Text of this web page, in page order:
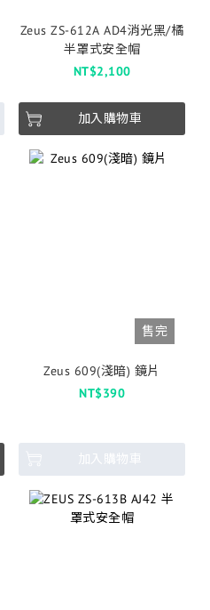
Zeus ZS-612A AD4消光黑/橘
半罩式安全帽
NT$2,100
加入購物車
售完
Zeus 609(淺暗) 鏡片
NT$390
加入購物車